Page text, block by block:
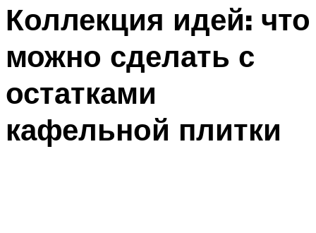
Коллекция идей: что
можно сделать с
остатками
кафельной плитки